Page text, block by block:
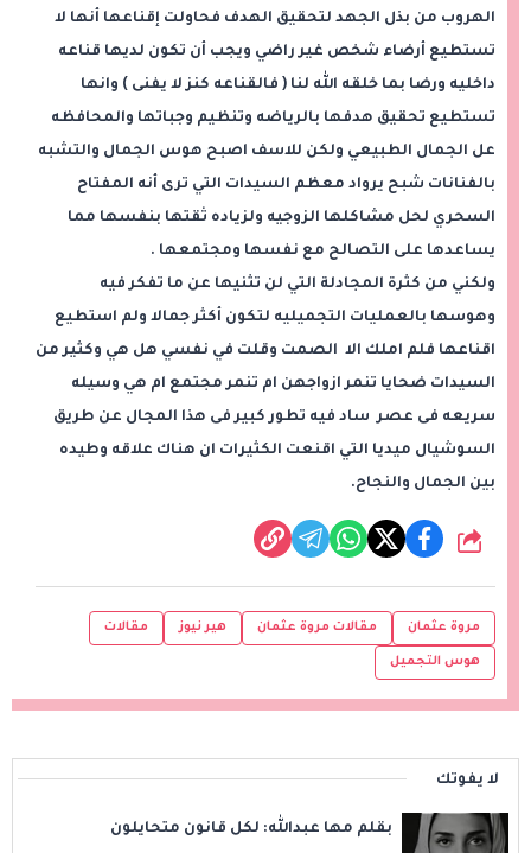
الهروب من بذل الجهد لتحقيق الهدف فحاولت إقناعها أنها لا
تستطيع أرضاء شخص غير راضي ويجب أن تكون لديها قناعه
داخليه ورضا بما خلقه الله لنا ( فالقناعه كنز لا يفنى ) وانها
تستطيع تحقيق هدفها بالرياضه وتنظيم وجباتها والمحافظه
عل الجمال الطبيعي ولكن للاسف اصبح هوس الجمال والتشبه
بالفنانات شبح يرواد معظم السيدات التي ترى أنه المفتاح
السحري لحل مشاكلها الزوجيه ولزياده ثقتها بنفسها مما
يساعدها على التصالح مع نفسها ومجتمعها .
ولكني من كثرة المجادلة التي لن تثنيها عن ما تفكر فيه
وهوسها بالعمليات التجميليه لتكون أكثر جمالا ولم استطيع
اقناعها فلم املك الا الصمت وقلت في نفسي هل هي وكثير من
السيدات ضحايا تنمر ازواجهن ام تنمر مجتمع ام هي وسيله
سريعه فى عصر ساد فيه تطور كبير فى هذا المجال عن طريق
السوشيال ميديا التي اقنعت الكثيرات ان هناك علاقه وطيده
بين الجمال والنجاح.
شارك
مروة عثمان مقالات مروة عثمان هير نيوز مقالات
هوس التجميل
لا يفوتك
بقلم مها عبدالله: لكل قانون متحايلون